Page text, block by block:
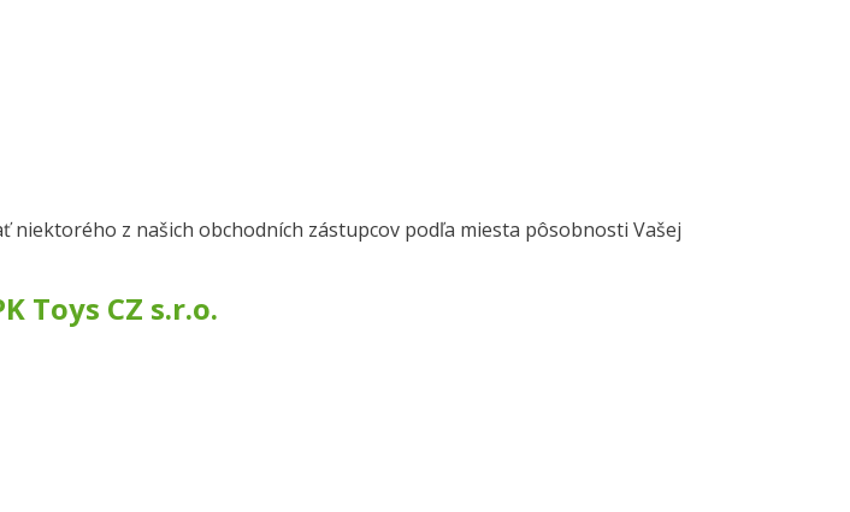
z našich obchodních zástupcov podľa miesta pôsobnosti Vašej
Toys CZ s.r.o.